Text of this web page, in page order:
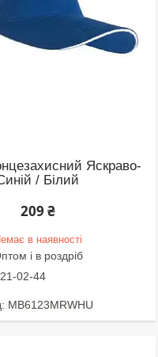
Яскраво-
/ Білий
209 ₴
в наявності
і в роздріб
02-44
MB6123MRWHU